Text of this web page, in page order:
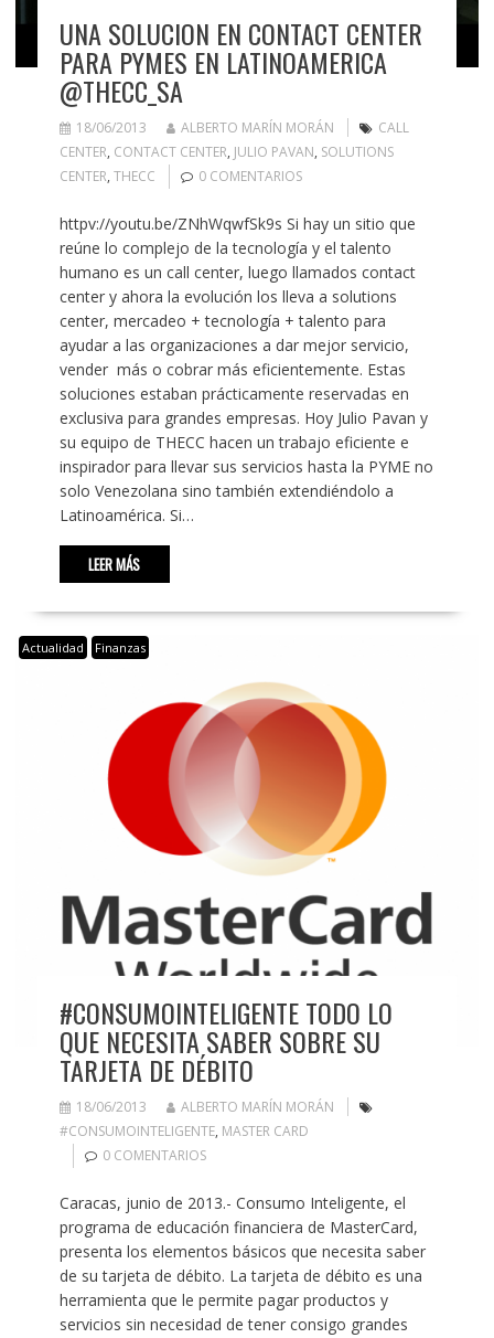
UNA SOLUCION EN CONTACT CENTER
PARA PYMES EN LATINOAMERICA
@THECC_SA
18/06/2013 ALBERTO MARÍN MORÁN
CALL
CENTER, CONTACT CENTER, JULIO PAVAN, SOLUTIONS
CENTER, THECC 0 COMENTARIOS
httpv://youtu.be/ZNhWqwfSk9s Si hay un sitio que
reúne lo complejo de la tecnología y el talento
humano es un call center, luego llamados contact
center y ahora la evolución los lleva a solutions
center, mercadeo + tecnología + talento para
ayudar a las organizaciones a dar mejor servicio,
vender más o cobrar más eficientemente. Estas
soluciones estaban prácticamente reservadas en
exclusiva para grandes empresas. Hoy Julio Pavan y
su equipo de THECC hacen un trabajo eficiente e
inspirador para llevar sus servicios hasta la PYME no
solo Venezolana sino también extendiéndolo a
Latinoamérica. Si…
LEER MÁS
Actualidad Finanzas
#CONSUMOINTELIGENTE TODO LO
QUE NECESITA SABER SOBRE SU
TARJETA DE DÉBITO
18/06/2013
ALBERTO MARÍN MORÁN
#CONSUMOINTELIGENTE, MASTER CARD
0 COMENTARIOS
Caracas, junio de 2013.- Consumo Inteligente, el
programa de educación financiera de MasterCard,
presenta los elementos básicos que necesita saber
de su tarjeta de débito. La tarjeta de débito es una
herramienta que le permite pagar productos y
servicios sin necesidad de tener consigo grandes